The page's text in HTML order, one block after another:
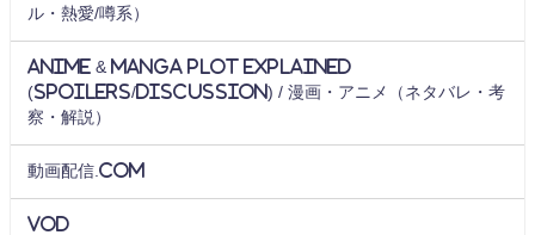
ル・熱愛/噂系）
Anime & Manga Plot Explained
(Spoilers/Discussion) / 漫画・アニメ（ネタバレ・考
察・解説）
動画配信.com
VOD